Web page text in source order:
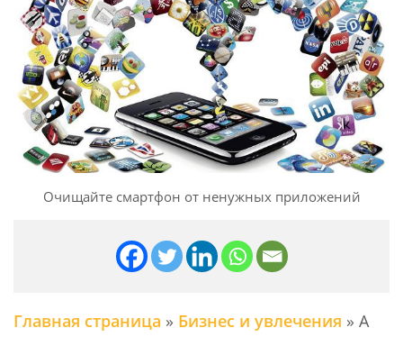
Очищайте смартфон от ненужных приложений
Главная страница » Бизнес и увлечения » А